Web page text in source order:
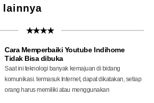
lainnya
★★★★
Cara Memperbaiki Youtube Indihome
Tidak Bisa dibuka
Saat ini teknologi banyak kemajuan di bidang
komunikasi. termasuk Internet, dapat dikatakan, setiap
orang harus memiliki atau menggunakan